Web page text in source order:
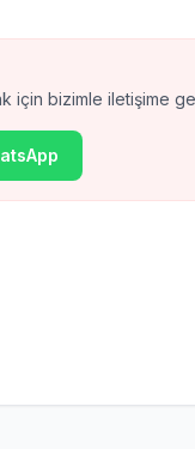
için bizimle iletişime